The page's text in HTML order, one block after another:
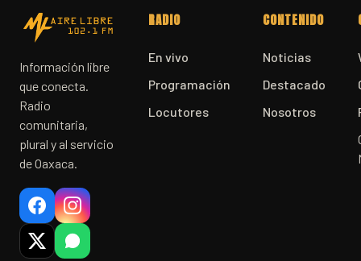
Información libre
que conecta.
Radio
comunitaria,
plural y al servicio
de Oaxaca.
RADIO
En vivo
Programación
Locutores
CONTENIDO
Noticias
Destacado
Nosotros